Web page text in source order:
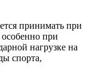
принимать при
при
нагрузке на
спорта,